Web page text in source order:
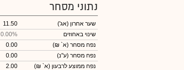
נתוני מסחר
שער אחרון (אג')
11.50
שינוי באחוזים
0.00%
נפח מסחר (א` ₪)
0.00
נפח מסחר (ע"נ)
0.00
נפח ממוצע לרבעון (א` ₪)
2.00